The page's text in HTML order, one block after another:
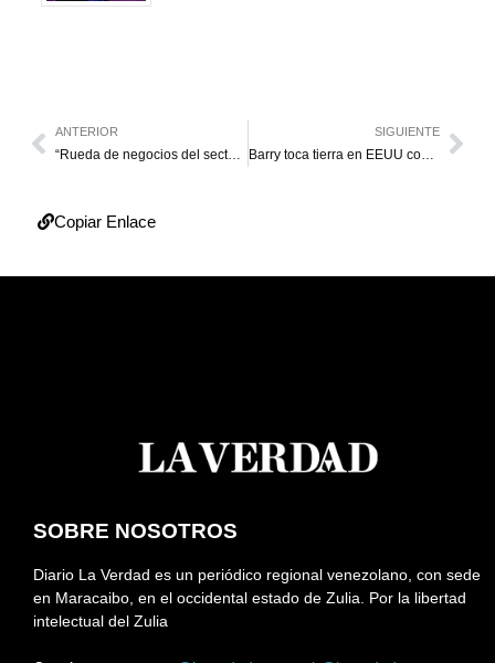
ANTERIOR
“Rueda de negocios del sector automotriz será de interés mundial”
SIGUIENTE
Barry toca tierra en EEUU como primer huracán de la temporada atlántica
Copiar Enlace
SOBRE NOSOTROS
Diario La Verdad es un periódico regional venezolano, con sede
en Maracaibo, en el occidental estado de Zulia. Por la libertad
intelectual del Zulia